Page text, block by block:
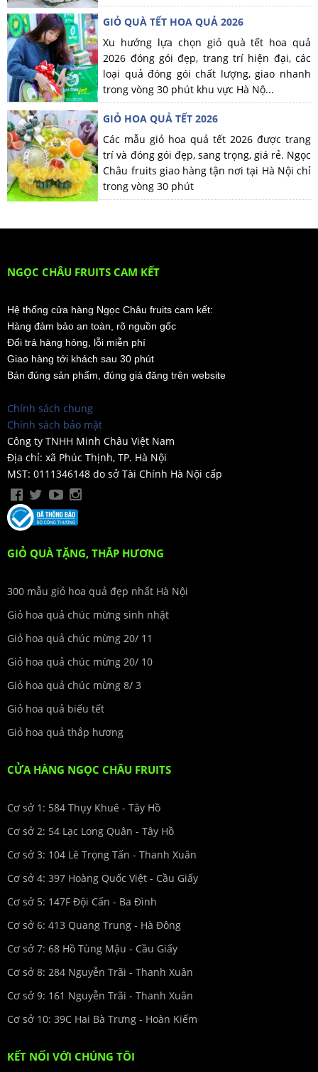
GIỎ QUÀ TẾT HOA QUẢ 2026
Xu hướng lựa chọn giỏ quà tết hoa quả
2026 đóng gói đẹp, trang trí hiện đại, các
loại quả đóng gói chất lượng, giao nhanh
trong vòng 30 phút khu vực Hà Nộ...
GIỎ HOA QUẢ TẾT 2026
Các mẫu giỏ hoa quả tết 2026 được trang
trí và đóng gói đẹp, sang trọng, giá rẻ. Ngọc
Châu fruits giao hàng tận nơi tại Hà Nội chỉ
trong vòng 30 phút
NGỌC CHÂU FRUITS CAM KẾT
Hệ thống cửa hàng Ngọc Châu fruits cam kết:
Hàng đảm bảo an toàn, rõ nguồn gốc
Đổi trả hàng hỏng, lỗi miễn phí
Giao hàng tới khách sau 30 phút
Bán đúng sản phẩm, đúng giá đăng trên website
Chính sách chung
Chính sách bảo mật
Công ty TNHH Minh Châu Việt Nam
Địa chỉ: xã Phúc Thịnh, TP. Hà Nội
MST: 0111346148 do sở Tài Chính Hà Nội cấp
GIỎ QUÀ TẶNG, THẮP HƯƠNG
300 mẫu giỏ hoa quả đẹp nhất Hà Nội
Giỏ hoa quả chúc mừng sinh nhật
Giỏ hoa quả chúc mừng 20/ 11
Giỏ hoa quả chúc mừng 20/ 10
Giỏ hoa quả chúc mừng 8/ 3
Giỏ hoa quả biếu tết
Giỏ hoa quả thắp hương
CỬA HÀNG NGỌC CHÂU FRUITS
Cơ sở 1: 584 Thụy Khuê - Tây Hồ
Cơ sở 2: 54 Lạc Long Quân - Tây Hồ
Cơ sở 3: 104 Lê Trọng Tấn - Thanh Xuân
Cơ sở 4: 397 Hoàng Quốc Việt - Cầu Giấy
Cơ sở 5: 147F Đội Cấn - Ba Đình
Cơ sở 6: 413 Quang Trung - Hà Đông
Cơ sở 7: 68 Hồ Tùng Mậu - Cầu Giấy
Cơ sở 8: 284 Nguyễn Trãi - Thanh Xuân
Cơ sở 9: 161 Nguyễn Trãi - Thanh Xuân
Cơ sở 10: 39C Hai Bà Trưng - Hoàn Kiếm
KẾT NỐI VỚI CHÚNG TÔI